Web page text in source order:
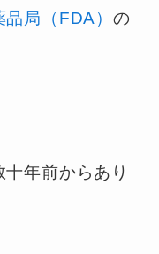
品局（FDA）の
年前からあり